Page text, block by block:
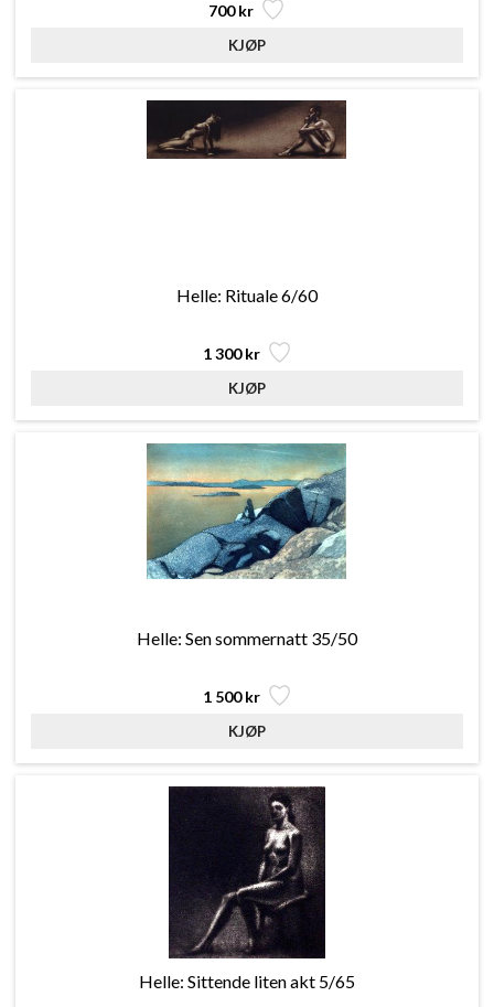
700 kr
Helle: Rituale 6/60
1 300 kr
Helle: Sen sommernatt 35/50
1 500 kr
Helle: Sittende liten akt 5/65